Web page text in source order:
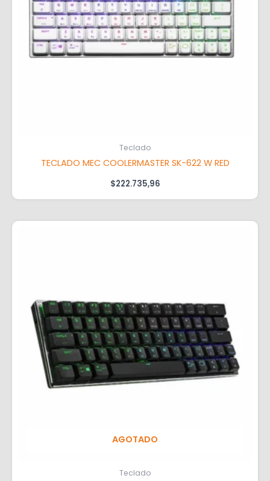
Teclado
TECLADO MEC COOLERMASTER SK-622 W RED
$222.735,96
AGOTADO
Teclado